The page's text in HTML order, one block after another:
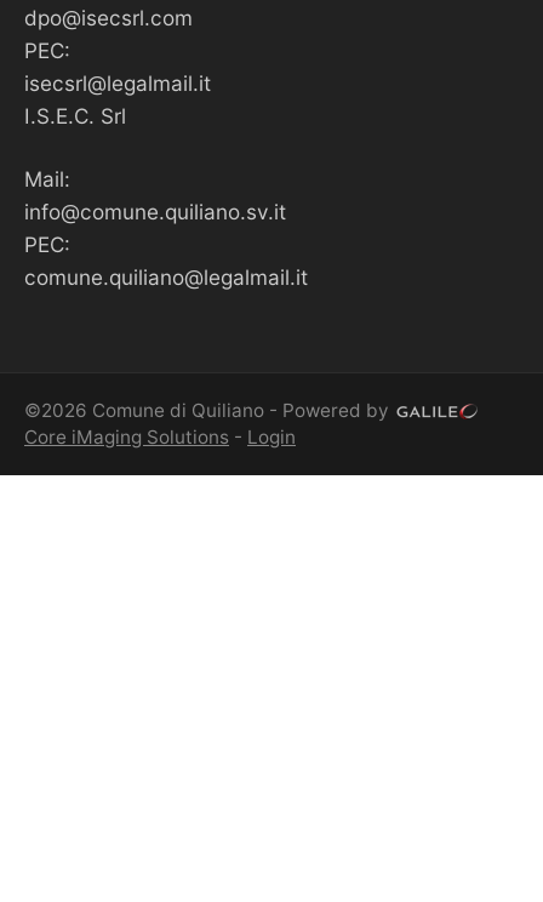
dpo@isecsrl.com
PEC:
isecsrl@legalmail.it
I.S.E.C. Srl
Mail:
info@comune.quiliano.sv.it
PEC:
comune.quiliano@legalmail.it
©2026 Comune di Quiliano - Powered by
Core iMaging Solutions - Login